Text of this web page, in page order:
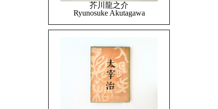
芥川龍之介
Ryunosuke Akutagawa